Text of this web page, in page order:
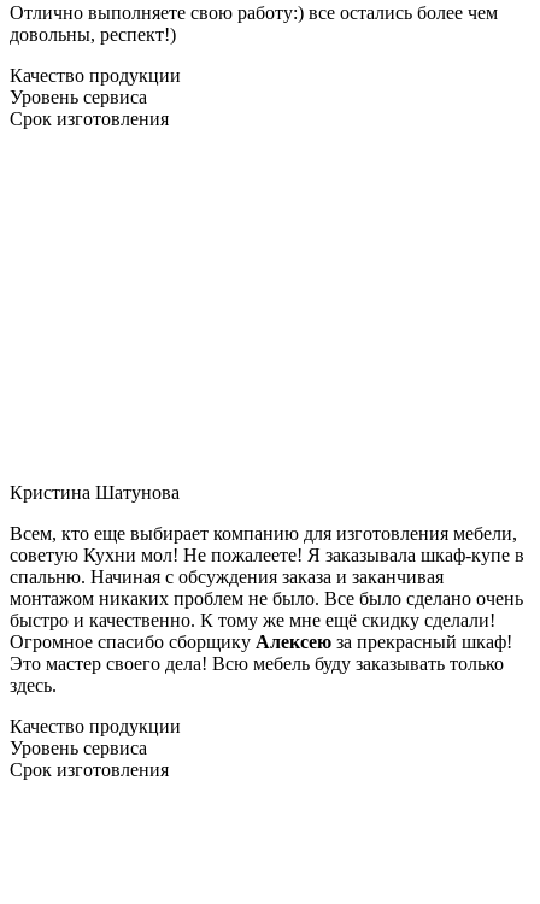
Отлично выполняете свою работу:) все остались более чем
довольны, респект!)
Качество продукции
Уровень сервиса
Срок изготовления
Кристина Шатунова
Всем, кто еще выбирает компанию для изготовления мебели,
советую Кухни мол! Не пожалеете! Я заказывала шкаф-купе в
спальню. Начиная с обсуждения заказа и заканчивая
монтажом никаких проблем не было. Все было сделано очень
быстро и качественно. К тому же мне ещё скидку сделали!
Огромное спасибо сборщику Алексею за прекрасный шкаф!
Это мастер своего дела! Всю мебель буду заказывать только
здесь.
Качество продукции
Уровень сервиса
Срок изготовления